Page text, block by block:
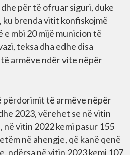
për të ofruar siguri, duke
ku brenda vitit konfiskojmë
mbi 20 mijë municion të
teksa dha edhe disa
armëve ndër vite nëpër
përdorimit të armëve nëpër
2023, vërehet se në vitin
në vitin 2022 kemi pasur 155
në ahengje, që kanë qenë
ndërsa në vitin 2023 kemi 107